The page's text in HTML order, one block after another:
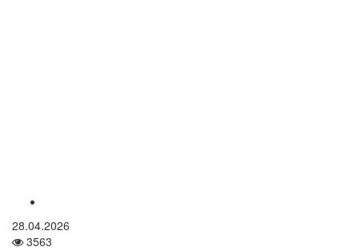
28.04.2026
3563